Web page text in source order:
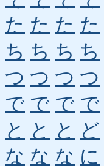
た た た た
ち ち ち ち
つ つ つ つ
で で で で
と と と ど
な な な に